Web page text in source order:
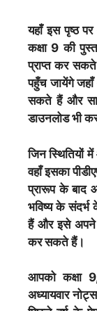
यहाँ इस पृष्ठ
कक्षा 9 की
प्राप्त कर
पहुँच जायेंगे
सकते हैं और
डाउनलोड भी
जिन स्थितियों
वहाँ इसका
प्रारूप के बाद
भविष्य के
हैं और इसे अपने
कर सकते हैं।
आपको कक्षा
अध्यायवार